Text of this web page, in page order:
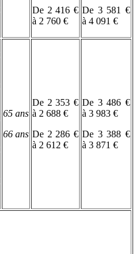
De 2 416 €
à 2 760 €
De 3 581 €
à 4 091 €
65 ans
66 ans
De 2 353 €
à 2 688 €
De 2 286 €
à 2 612 €
De 3 486 €
à 3 983 €
De 3 388 €
à 3 871 €